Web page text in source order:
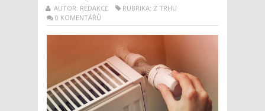
AUTOR: REDAKCE
RUBRIKA: Z TRHU
0 KOMENTÁŘŮ